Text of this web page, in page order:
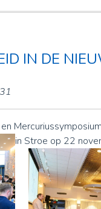
IN DE
in Stroe op 22